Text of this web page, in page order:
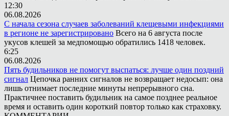
12:30
06.08.2026
С начала сезона случаев заболеваний клещевыми инфекциями
в регионе не зарегистрировано Всего на 6 августа после
укусов клешей за медпомощью обратились 1418 человек.
6:25
06.08.2026
Пять будильников не помогут выспаться: лучше один поздний
сигнал Цепочка ранних сигналов не возвращает недосып: она
лишь отнимает последние минуты непрерывного сна.
Практичнее поставить будильник на самое позднее реальное
время и оставить один короткий повтор только как страховку.